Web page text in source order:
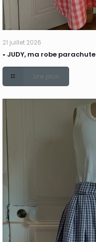
21 juillet 2026
• JUDY, ma robe parachute
Lire plus